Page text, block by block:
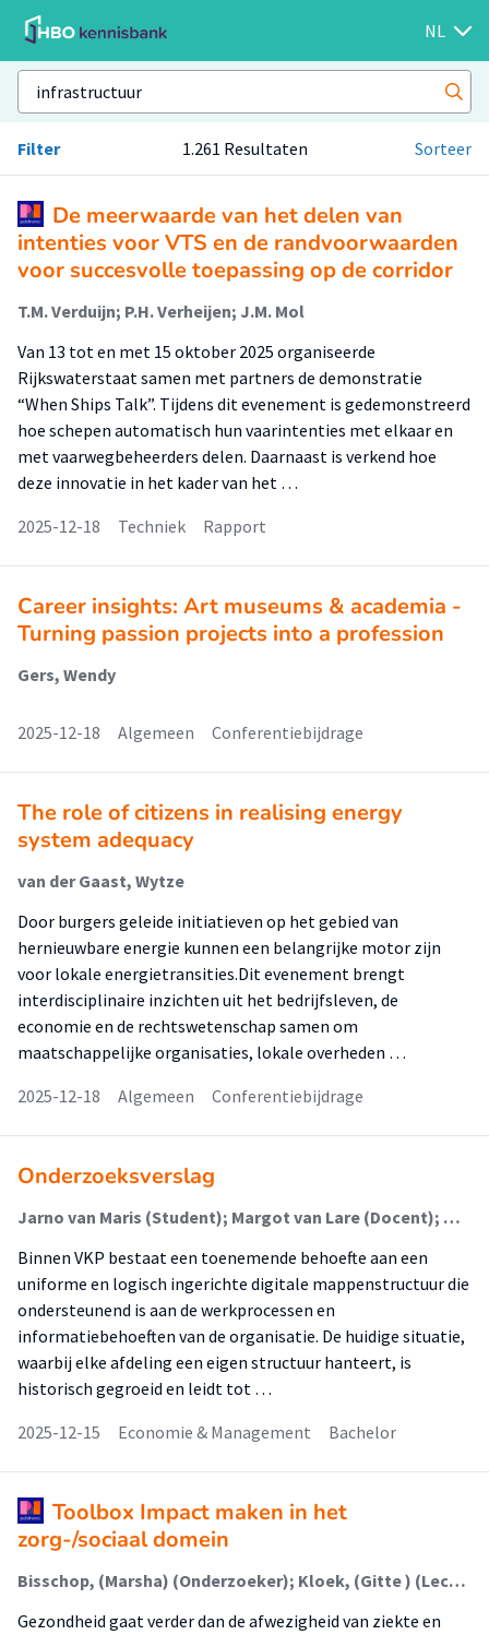
NL
Filter 1.261 Resultaten Sorteer
De meerwaarde van het delen van
intenties voor VTS en de randvoorwaarden
voor succesvolle toepassing op de corridor
T.M. Verduijn; P.H. Verheijen; J.M. Mol
Van 13 tot en met 15 oktober 2025 organiseerde
Rijkswaterstaat samen met partners de demonstratie
“When Ships Talk”. Tijdens dit evenement is gedemonstreerd
hoe schepen automatisch hun vaarintenties met elkaar en
met vaarwegbeheerders delen. Daarnaast is verkend hoe
deze innovatie in het kader van het …
2025-12-18
Techniek Rapport
Career insights: Art museums & academia -
Turning passion projects into a profession
Gers, Wendy
2025-12-18 Algemeen Conferentiebijdrage
The role of citizens in realising energy
system adequacy
van der Gaast, Wytze
Door burgers geleide initiatieven op het gebied van
hernieuwbare energie kunnen een belangrijke motor zijn
voor lokale energietransities.Dit evenement brengt
interdisciplinaire inzichten uit het bedrijfsleven, de
economie en de rechtswetenschap samen om
maatschappelijke organisaties, lokale overheden …
2025-12-18
Algemeen Conferentiebijdrage
Onderzoeksverslag
Jarno van Maris (Student); Margot van Lare (Docent); Marjolein van Noort (Docent); Jan Otte (Begeleider)
Binnen VKP bestaat een toenemende behoefte aan een
uniforme en logisch ingerichte digitale mappenstructuur die
ondersteunend is aan de werkprocessen en
informatiebehoeften van de organisatie. De huidige situatie,
waarbij elke afdeling een eigen structuur hanteert, is
historisch gegroeid en leidt tot …
2025-12-15
Economie & Management Bachelor
Toolbox Impact maken in het
zorg-/sociaal domein
Bisschop, (Marsha) (Onderzoeker); Kloek, (Gitte ) (Lector); Jansen-Kosterink, S. (Stephanie) (Extern); Weeges, H. (Hilda) (Extern)
Gezondheid gaat verder dan de afwezigheid van ziekte en